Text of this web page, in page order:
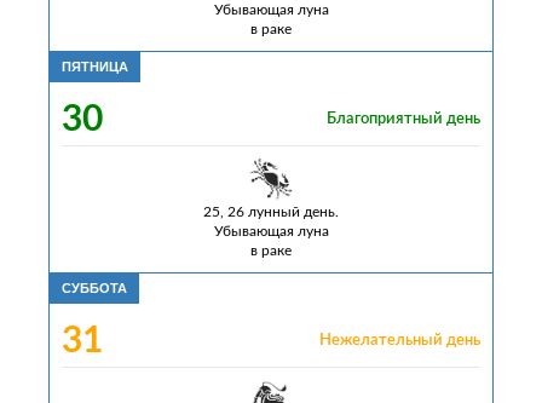
Убывающая луна
в раке
ПЯТНИЦА
30 Благоприятный день
25, 26 лунный день.
Убывающая луна
в раке
СУББОТА
31 Нежелательный день